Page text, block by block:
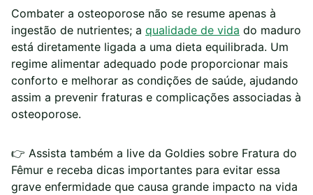
Combater a osteoporose não se resume apenas à
ingestão de nutrientes; a qualidade de vida do maduro
está diretamente ligada a uma dieta equilibrada. Um
regime alimentar adequado pode proporcionar mais
conforto e melhorar as condições de saúde, ajudando
assim a prevenir fraturas e complicações associadas à
osteoporose.
👉 Assista também a live da Goldies sobre Fratura do
Fêmur e receba dicas importantes para evitar essa
grave enfermidade que causa grande impacto na vida